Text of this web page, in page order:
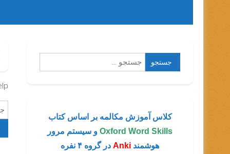
جستجو
برای:
کلاس آموزش مکالمه بر اساس کتاب
Oxford Word Skills و سیستم مرور
هوشمند Anki در گروه ۴ نفره